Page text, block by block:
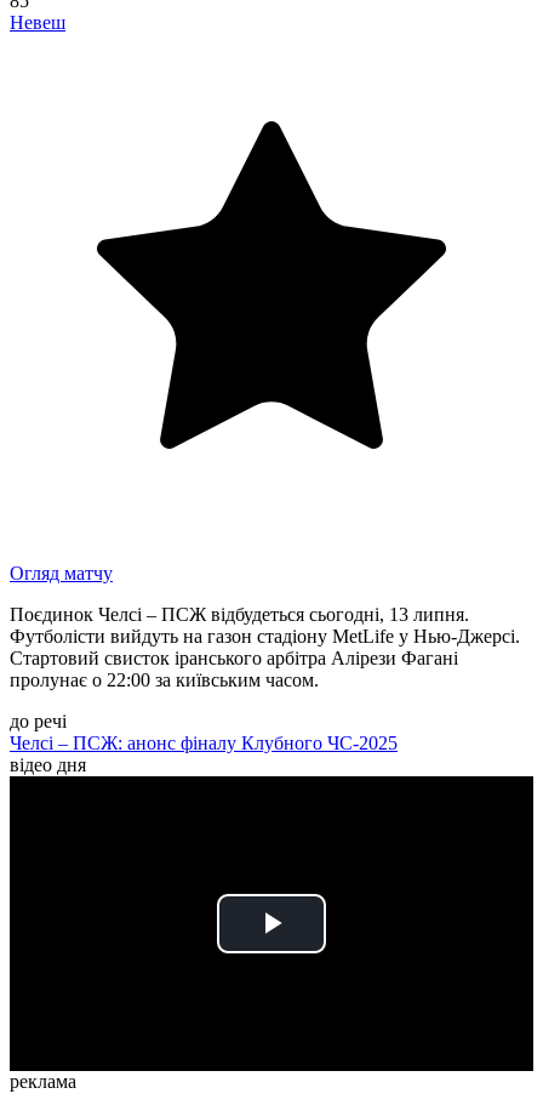
Невеш
Огляд матчу
Поєдинок Челсі – ПСЖ відбудеться сьогодні, 13 липня.
Футболісти вийдуть на газон стадіону MetLife у Нью-Джерсі.
Стартовий свисток іранського арбітра Алірези Фагані
пролунає о 22:00 за київським часом.
до речі
Челсі – ПСЖ: анонс фіналу Клубного ЧС-2025
відео дня
Play
реклама